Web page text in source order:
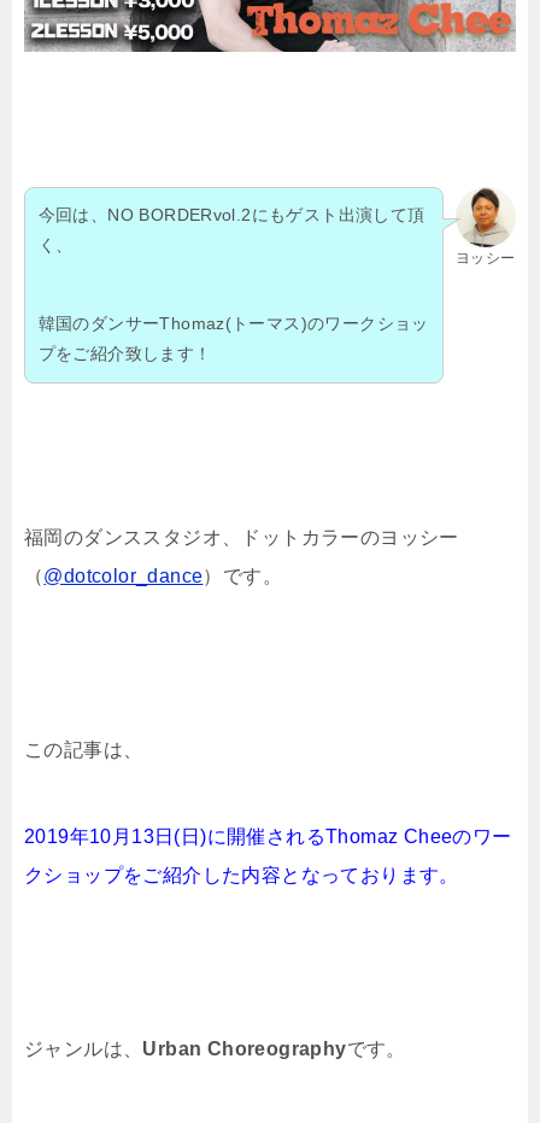
ヨッシー
今回は、NO BORDERvol.2にもゲスト出演して頂
く、
韓国のダンサーThomaz(トーマス)のワークショッ
プをご紹介致します！
福岡のダンススタジオ、ドットカラーのヨッシー
（@dotcolor_dance）です。
この記事は、
2019年10月13日(日)に開催されるThomaz Cheeのワー
クショップをご紹介した内容となっております。
ジャンルは、 Urban Choreographyです。